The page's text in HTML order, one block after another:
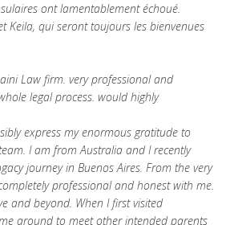
ont lamentablement échoué.
Keila, qui seront toujours les bienvenues
Law firm. very professional and
legal process. would highly
express my enormous gratitude to
I am from Australia and I recently
journey in Buenos Aires. From the very
professional and honest with me.
and beyond. When I first visited
around to meet other intended parents